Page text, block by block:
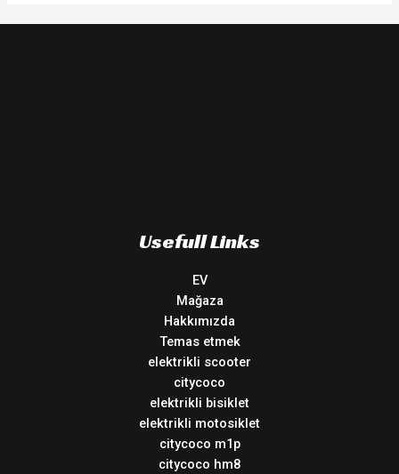
Usefull Links
EV
Mağaza
Hakkımızda
Temas etmek
elektrikli scooter
citycoco
elektrikli bisiklet
elektrikli motosiklet
citycoco m1p
citycoco hm8